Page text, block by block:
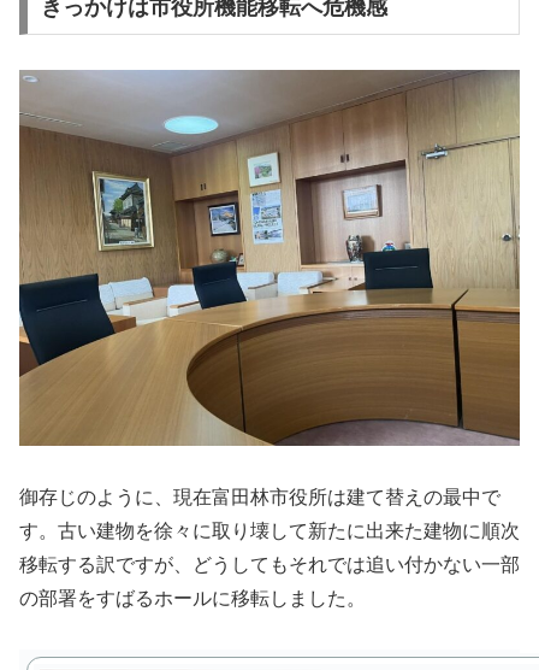
きっかけは市役所機能移転へ危機感
御存じのように、現在富田林市役所は建て替えの最中で
す。古い建物を徐々に取り壊して新たに出来た建物に順次
移転する訳ですが、どうしてもそれでは追い付かない一部
の部署をすばるホールに移転しました。